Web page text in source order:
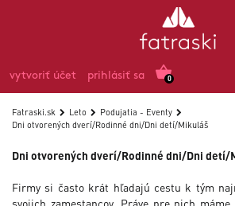
0
vytvoriť účet prihlásiť sa
Fatraski.sk Leto
Podujatia - Eventy
Dni otvorených dverí/Rodinné dni/Dni detí/Mikuláš
Dni otvorených dverí/Rodinné dni/Dni detí/
Firmy si často krát hľadajú cestu k tým
svojich zamestancov. Práve pre nich máme